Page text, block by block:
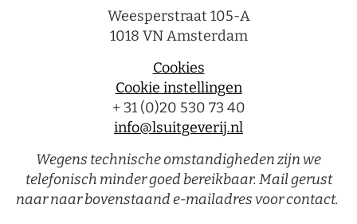
Weesperstraat 105-A
1018 VN Amsterdam
Cookies
Cookie instellingen
+ 31 (0)20 530 73 40
info@lsuitgeverij.nl
Wegens technische omstandigheden zijn we
telefonisch minder goed bereikbaar. Mail gerust
naar naar bovenstaand e-mailadres voor contact.